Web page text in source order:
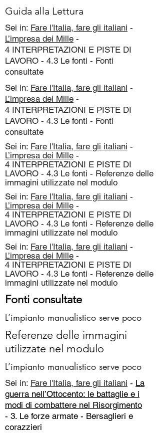
Guida alla Lettura
Sei in: Fare l'Italia, fare gli italiani -
L’impresa dei Mille -
4 INTERPRETAZIONI E PISTE DI
LAVORO - 4.3 Le fonti - Fonti
consultate
Sei in: Fare l'Italia, fare gli italiani -
L’impresa dei Mille -
4 INTERPRETAZIONI E PISTE DI
LAVORO - 4.3 Le fonti - Fonti
consultate
Sei in: Fare l'Italia, fare gli italiani -
L’impresa dei Mille -
4 INTERPRETAZIONI E PISTE DI
LAVORO - 4.3 Le fonti - Referenze delle
immagini utilizzate nel modulo
Sei in: Fare l'Italia, fare gli italiani -
L’impresa dei Mille -
4 INTERPRETAZIONI E PISTE DI
LAVORO - 4.3 Le fonti - Referenze delle
immagini utilizzate nel modulo
Sei in: Fare l'Italia, fare gli italiani -
L’impresa dei Mille -
4 INTERPRETAZIONI E PISTE DI
LAVORO - 4.3 Le fonti - Referenze delle
immagini utilizzate nel modulo
Fonti consultate
L’impianto manualistico serve poco
Referenze delle immagini
utilizzate nel modulo
L’impianto manualistico serve poco
Sei in: Fare l'Italia, fare gli italiani - La
guerra nell’Ottocento: le battaglie e i
modi di combattere nel Risorgimento
- 3. Le forze armate - Bersaglieri e
corazzieri